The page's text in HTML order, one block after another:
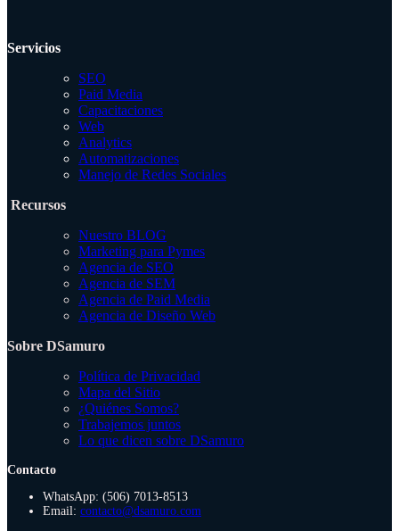
Servicios
SEO
Paid Media
Capacitaciones
Web
Analytics
Automatizaciones
Manejo de Redes Sociales
Recursos
Nuestro BLOG
Marketing para Pymes
Agencia de SEO
Agencia de SEM
Agencia de Paid Media
Agencia de Diseño Web
Sobre DSamuro
Política de Privacidad
Mapa del Sitio
¿Quiénes Somos?
Trabajemos juntos
Lo que dicen sobre DSamuro
Contacto
WhatsApp: (506) 7013-8513
Email: contacto@dsamuro.com